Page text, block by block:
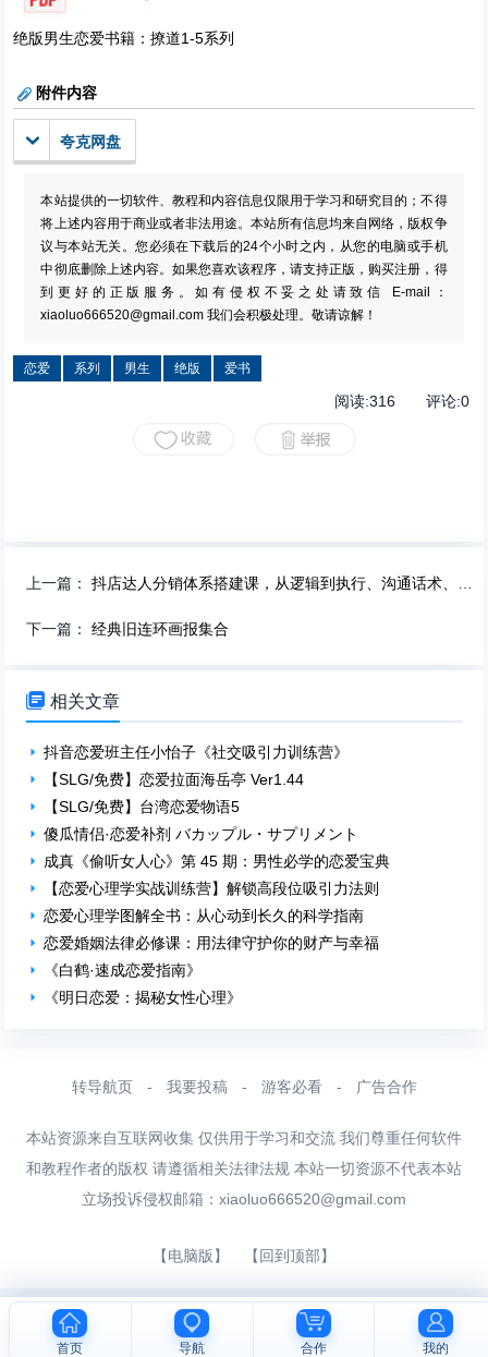
绝版男生恋爱书籍：撩道1-5系列
附件内容
夸克网盘
本站提供的一切软件、教程和内容信息仅限用于学习和研究目的；不得
将上述内容用于商业或者非法用途。本站所有信息均来自网络，版权争
议与本站无关。您必须在下载后的24个小时之内，从您的电脑或手机
中彻底删除上述内容。如果您喜欢该程序，请支持正版，购买注册，得
到更好的正版服务。如有侵权不妥之处请致信 E-mail：
xiaoluo666520@gmail.com 我们会积极处理。敬请谅解！
恋爱 系列 男生 绝版 爱书
阅读:316评论:0
上一篇：抖店达人分销体系搭建课，从逻辑到执行、沟通话术、资源裂变
下一篇：经典旧连环画报集合
 相关文章
抖音恋爱班主任小怡子《社交吸引力训练营》
【SLG/免费】恋爱拉面海岳亭 Ver1.44
【SLG/免费】台湾恋爱物语5
傻瓜情侣·恋爱补剂 バカップル・サプリメント
成真《偷听女人心》第 45 期：男性必学的恋爱宝典
【恋爱心理学实战训练营】解锁高段位吸引力法则
恋爱心理学图解全书：从心动到长久的科学指南
恋爱婚姻法律必修课：用法律守护你的财产与幸福
《白鹤·速成恋爱指南》
《明日恋爱：揭秘女性心理》
转导航页 - 我要投稿 - 游客必看 - 广告合作
本站资源来自互联网收集 仅供用于学习和交流 我们尊重任何软件
和教程作者的版权 请遵循相关法律法规 本站一切资源不代表本站
立场投诉侵权邮箱： xiaoluo666520@gmail.com
【电脑版】 【回到顶部】
首页 导航 合作 我的